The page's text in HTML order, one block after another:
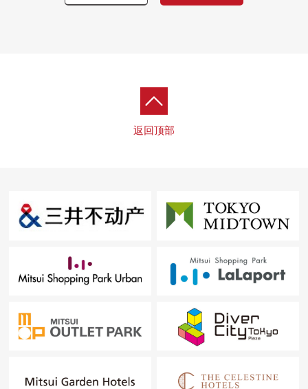
・Mybasket中野2丁目商店…约560m(步行7分钟)
・按照7-Eleven中野红叶山商店…约240m(徒3分)
・杉药房中野站北店…约750m(步行10分钟)
・中野区立谷户小学…约700m(步行9分钟)
・中野区中野东中学…约1,550m(步行20分钟)
■ 在找想要的家方面给予帮助的━━━━━・・・
返回顶部